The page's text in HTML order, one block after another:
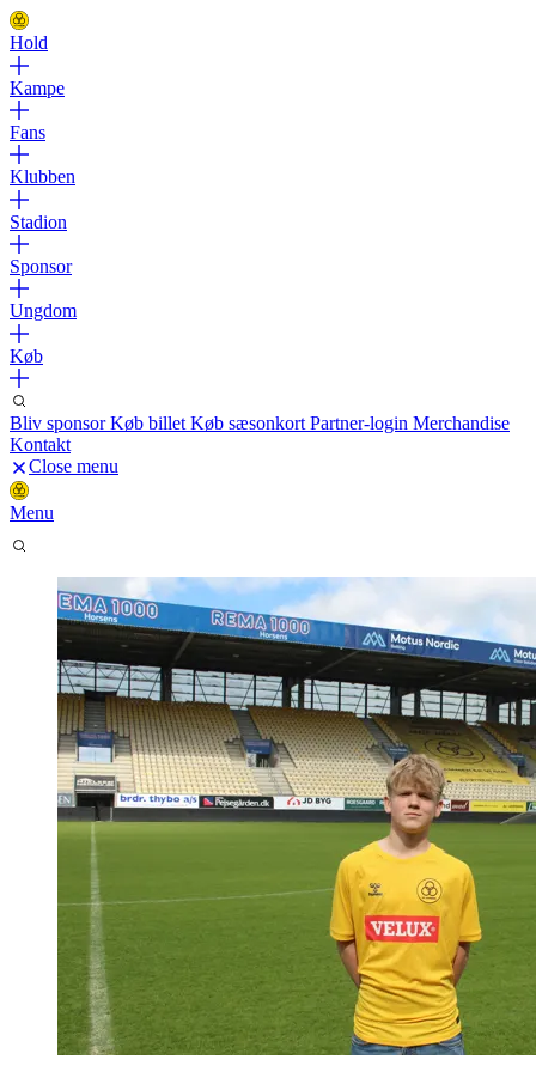
Hold
Kampe
Fans
Klubben
Stadion
Sponsor
Ungdom
Køb
Bliv sponsorKøb billet Køb sæsonkort Partner-login Merchandise
Kontakt
Close menu
Menu